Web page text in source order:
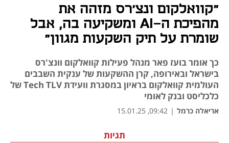
"קוואלקום ונצ'רס מזהה את
מהפיכת ה-AI ומשקיעה בה, אבל
שומרת על תיק השקעות מגוון"
כך אומר בועז פאר מנהל פעילות קוואלקום וונצ'רס
בישראל ובאירופה, קרן ההשקעות של ענקית השבבים
העולמית קוואלקום בראיון במסגרת וועידת Tech TLV של
כלכליסט ובנק לאומי
אריאלה כרמל |
09:42, 15.01.25
תגיות